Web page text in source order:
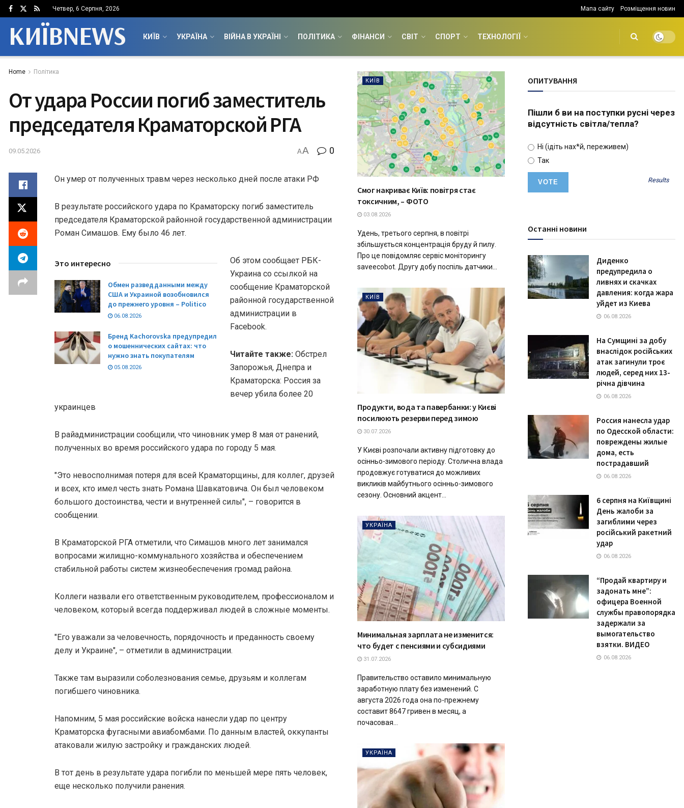
Четвер, 6 Серпня, 2026 Мапа сайту Розміщення новин
КИЇВNEWS КИЇВ УКРАЇНА ВІЙНА В УКРАЇНІ ПОЛІТИКА ФІНАНСИ СВІТ СПОРТ ТЕХНОЛОГІЇ
Home Політика
От удара России погиб заместитель
председателя Краматорской РГА
09.05.2026 AA 0
Он умер от полученных травм через несколько дней после атаки РФ
В результате российского удара по Краматорску погиб заместитель
председателя Краматорской районной государственной администрации
Роман Симашов. Ему было 46 лет.
Это интересно
Обмен разведданными между
США и Украиной возобновился
до прежнего уровня – Politico
06.08.2026
Бренд Kachorovska предупредил
о мошеннических сайтах: что
нужно знать покупателям
05.08.2026
Об этом сообщает РБК-
Украина со ссылкой на
сообщение Краматорской
районной государственной
администрации в
Facebook.
Читайте также: Обстрел
Запорожья, Днепра и
Краматорска: Россия за
вечер убила более 20
украинцев
В райадминистрации сообщили, что чиновник умер 8 мая от ранений,
полученных во время российского удара по городу 5 мая.
"Это невосполнимая потеря для всей Краматорщины, для коллег, друзей
и всех, кто имел честь знать Романа Шавкатовича. Он был человеком
большого достоинства, чести и внутренней силы", – говорится в
сообщении.
В Краматорской РГА отметили, что Симашов много лет занимался
вопросами жилищно-коммунального хозяйства и обеспечением
стабильной работы систем жизнеобеспечения громад района.
Коллеги назвали его ответственным руководителем, профессионалом и
человеком, который всегда поддерживал людей в сложные моменты.
"Его уважали за человечность, порядочность и преданность своему
делу и Украине", – отметили в администрации.
Также там выразили соболезнования семье, друзьям и коллегам
погибшего чиновника.
Напомним, 5 мая российские войска нанесли удар по центру
Краматорска фугасными авиабомбами. По данным властей, оккупанты
атаковали жилую застройку и гражданских людей.
В тот день в результате удара погибли по меньшей мере пять человек,
еще несколько получили ранения.
КИЇВ
Смог накриває Київ: повітря стає
токсичним, – ФОТО
03.08.2026
Удень, третього серпня, в повітрі
збільшується концентрація бруду й пилу.
Про це повідомляє сервіс моніторингу
saveecobot. Другу добу поспіль датчики...
КИЇВ
Продукти, вода та павербанки: у Києві
посилюють резерви перед зимою
30.07.2026
У Києві розпочали активну підготовку до
осінньо-зимового періоду. Столична влада
продовжує готуватися до можливих
викликів майбутнього осінньо-зимового
сезону. Основний акцент...
УКРАЇНА
Минимальная зарплата не изменится:
что будет с пенсиями и субсидиями
31.07.2026
Правительство оставило минимальную
заработную плату без изменений. С
августа 2026 года она по-прежнему
составит 8647 гривен в месяц, а
почасовая...
УКРАЇНА
ОПИТУВАННЯ
Пішли б ви на поступки русні через
відсутність світла/тепла?
Ні (ідіть нах*й, переживем)
Так
Results
Останні новини
Диденко
предупредила о
ливнях и скачках
давления: когда жара
уйдет из Киева
06.08.2026
На Сумщині за добу
внаслідок російських
атак загинули троє
людей, серед них 13-
річна дівчина
06.08.2026
Россия нанесла удар
по Одесской области:
повреждены жилые
дома, есть
пострадавший
06.08.2026
6 серпня на Київщині
День жалоби за
загиблими через
російський ракетний
удар
06.08.2026
“Продай квартиру и
задонать мне”:
офицера Военной
службы правопорядка
задержали за
вымогательство
взятки. ВИДЕО
06.08.2026